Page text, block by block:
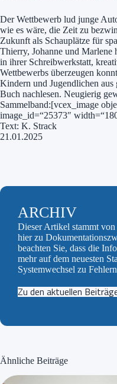
Der Wettbewerb lud junge
wie es wäre, die Zeit zu
Zukunft als Schauplätze für
Thierry, Johanne und Marlene
in ihrer Schreibwerkstatt,
Wettbewerbs überzeugen
Kindern und Jugendlichen
Buch nachlesen. Neugierig
Sammelband:[vcex_image
image_id=“25373″
Text: K. Strack
21.01.2025
ARCHIV
Dieser Artikel stammt
hier zu
beachten Sie, dass die
mehr auf dem neuesten
Systemwechsel zu
Zu den aktuellen
Ähnliche Beiträge